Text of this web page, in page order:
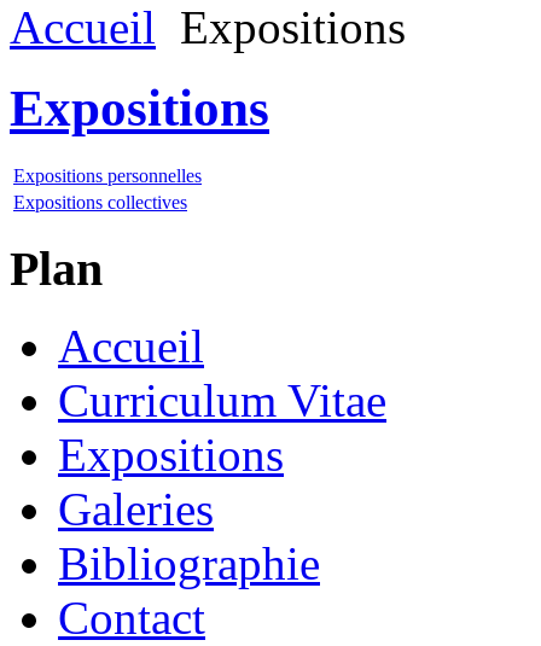
Accueil Expositions
Expositions
Expositions personnelles
Expositions collectives
Plan
Accueil
Curriculum Vitae
Expositions
Galeries
Bibliographie
Contact